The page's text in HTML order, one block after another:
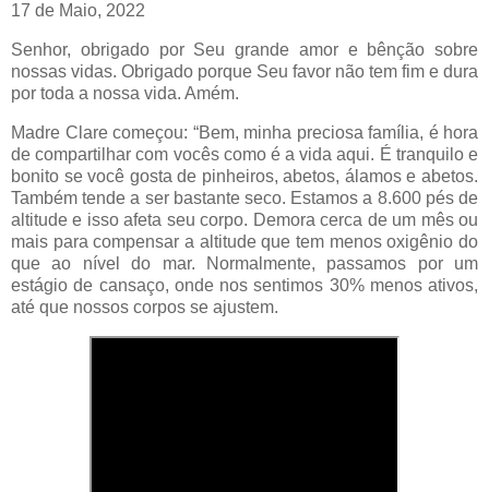
17 de Maio, 2022
Senhor, obrigado por Seu grande amor e bênção sobre
nossas vidas. Obrigado porque Seu favor não tem fim e dura
por toda a nossa vida. Amém.
Madre Clare começou: “Bem, minha preciosa família, é hora
de compartilhar com vocês como é a vida aqui. É tranquilo e
bonito se você gosta de pinheiros, abetos, álamos e abetos.
Também tende a ser bastante seco. Estamos a 8.600 pés de
altitude e isso afeta seu corpo. Demora cerca de um mês ou
mais para compensar a altitude que tem menos oxigênio do
que ao nível do mar. Normalmente, passamos por um
estágio de cansaço, onde nos sentimos 30% menos ativos,
até que nossos corpos se ajustem.